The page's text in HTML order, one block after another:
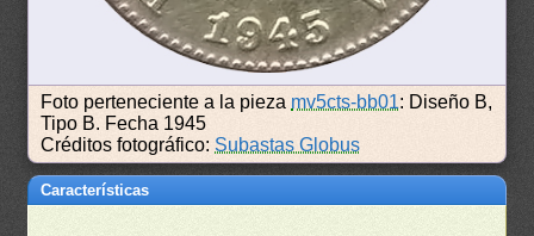
Foto perteneciente a la pieza mv5cts-bb01: Diseño B,
Tipo B. Fecha 1945
Créditos fotográfico:Subastas Globus
Características